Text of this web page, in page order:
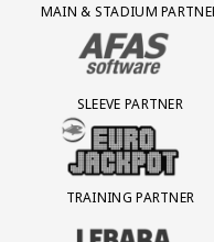
Partner Logos Grid
MAIN & STADIUM
BEZOEK ONZE MAIN
SLEEVE PARTNER
BEZOEK ONZE SLEEVE
TRAINING PARTNER
BEZOEK ONZE